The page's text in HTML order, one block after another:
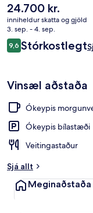
Núverandi
verð
er
24.700 kr.
24.700 kr.
inniheldur skatta og gjöld
3. sep. - 4. sep.
Umsagnir
9,69,6 af 10
Stórkostlegt
Vinsæl aðstaða
Ókeypis
Ókeypis bílastæði
Veitingastaður
Sjá allt
Meginaðstaða